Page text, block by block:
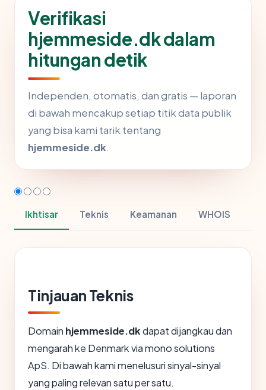
Verifikasi
hjemmeside.dk dalam
hitungan detik
Independen, otomatis, dan gratis — laporan
di bawah mencakup setiap titik data publik
yang bisa kami tarik tentang
hjemmeside.dk.
Ikhtisar Teknis Keamanan WHOIS
Tinjauan Teknis
Domain hjemmeside.dkdapat dijangkau dan
mengarah ke Denmark via mono solutions
ApS. Di bawah kami menelusuri sinyal-sinyal
yang paling relevan satu per satu.